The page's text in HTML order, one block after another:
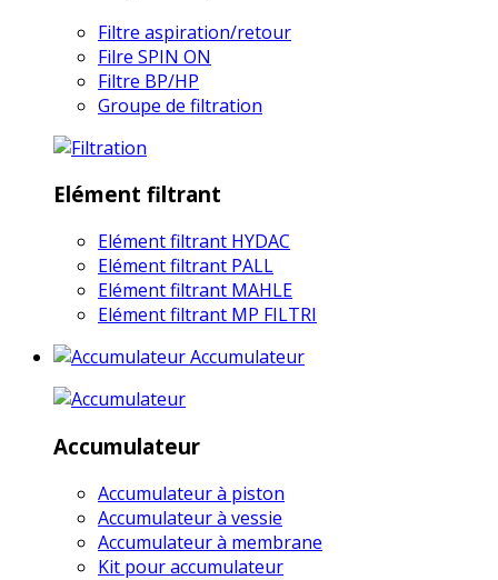
Filtre aspiration/retour
Filre SPIN ON
Filtre BP/HP
Groupe de filtration
Elément filtrant
Elément filtrant HYDAC
Elément filtrant PALL
Elément filtrant MAHLE
Elément filtrant MP FILTRI
Accumulateur
Accumulateur
Accumulateur à piston
Accumulateur à vessie
Accumulateur à membrane
Kit pour accumulateur